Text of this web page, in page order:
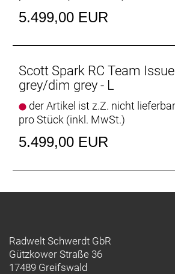
5.499,00 EUR
Scott Spark RC Team
grey/dim grey - L
der Artikel ist z.Z. nicht lieferbar
pro Stück (inkl. MwSt.)
5.499,00 EUR
Radwelt Schwerdt GbR
Gützkower Straße 36
17489 Greifswald